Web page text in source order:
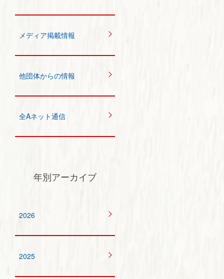
メディア掲載情報
他団体からの情報
全Aネット通信
年別アーカイブ
2026
2025